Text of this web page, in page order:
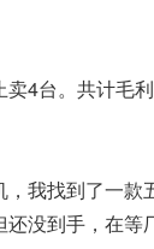
台。共计毛利
找到了一款
没到手，在等